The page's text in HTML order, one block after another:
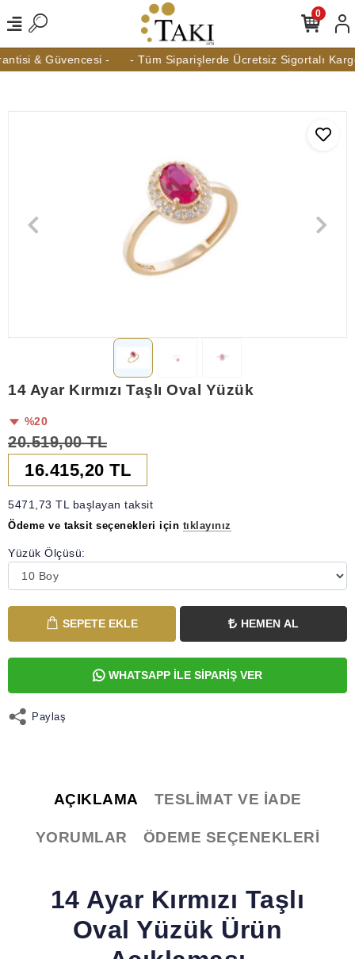
& Güvencesi - - Tüm Siparişlerde Ücretsiz Sigortalı
0
14 Ayar Kırmızı Taşlı Oval Yüzük
%20
20.519,00 TL
16.415,20 TL
5471,73 TL başlayan taksit
Ödeme ve taksit seçenekleri için tıklayınız
Yüzük Ölçüsü:
SEPETE EKLE HEMEN AL
WHATSAPP İLE SİPARİŞ VER
Paylaş
AÇIKLAMA TESLIMAT VE İADE
YORUMLAR ÖDEME SEÇENEKLERI
14 Ayar Kırmızı Taşlı
Oval Yüzük Ürün